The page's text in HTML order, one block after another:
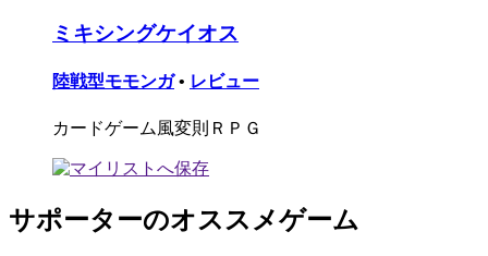
ミキシングケイオス
陸戦型モモンガ • レビュー
カードゲーム風変則ＲＰＧ
サポーターのオススメゲーム